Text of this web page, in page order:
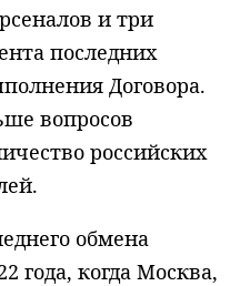
и три
последних
Договора.
вопросов
российских
обмена
года, когда Москва,